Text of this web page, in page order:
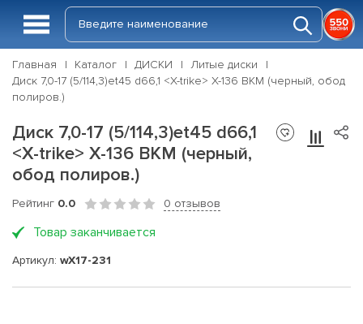
Главная Каталог ДИСКИ
Литые диски
Диск 7,0-17 (5/114,3)et45 d66,1 <X-trike> X-136 BKM (черный, обод
полиров.)
Диск 7,0-17 (5/114,3)et45 d66,1
<X-trike> X-136 BKM (черный,
обод полиров.)
Рейтинг 0.0 0 отзывов
Товар заканчивается
Артикул: wX17-231